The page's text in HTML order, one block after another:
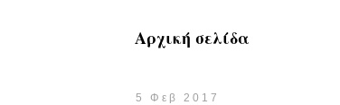
Αρχική σελίδα
5 Φεβ 2017